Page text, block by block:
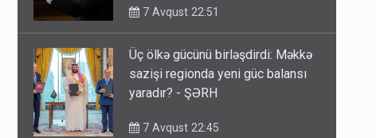
7 Avqust 22:51
Üç ölkə gücünü birləşdirdi: Məkkə
sazişi regionda yeni güc balansı
yaradır? - ŞƏRH
7 Avqust 22:45